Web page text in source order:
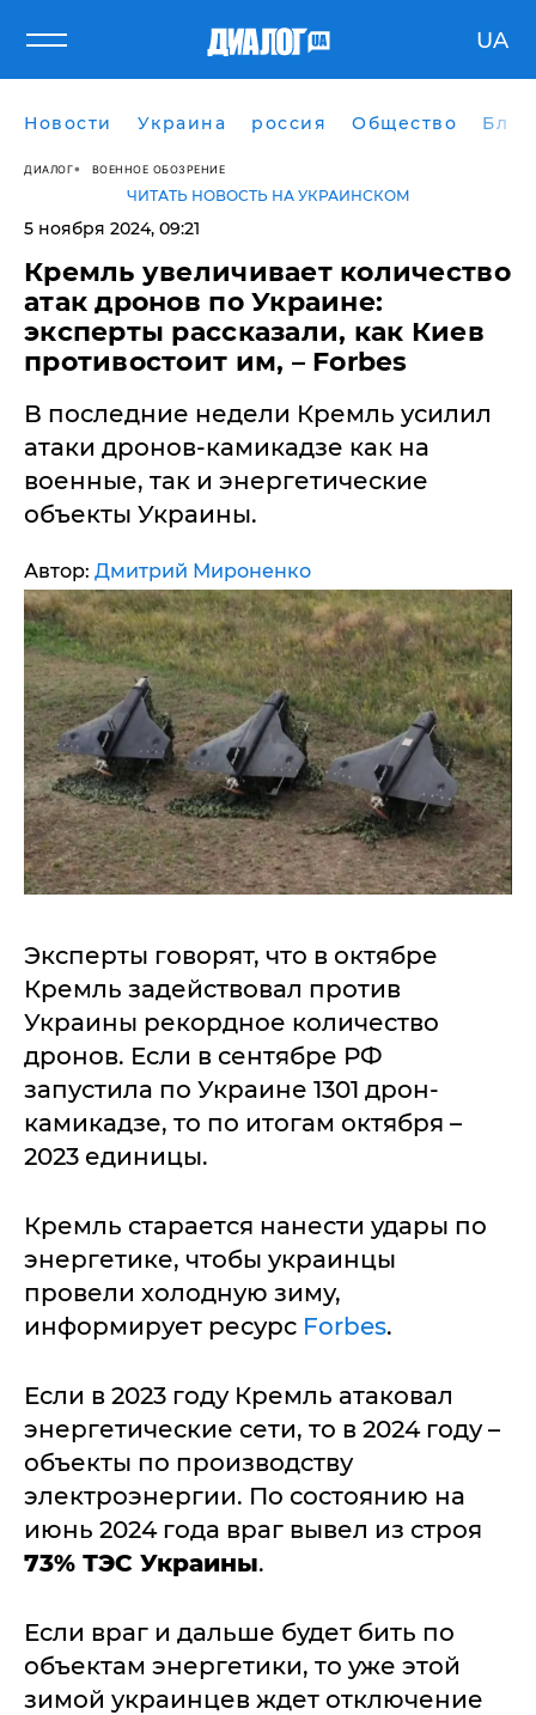
UA
Новости Украина россия Общество
ДИАЛОГ ВОЕННОЕ ОБОЗРЕНИЕ
ЧИТАТЬ НОВОСТЬ НА УКРАИНСКОМ
5 ноября 2024, 09:21
​Кремль увеличивает количество
атак дронов по Украине:
эксперты рассказали, как Киев
противостоит им, – Forbes
В последние недели Кремль усилил
атаки дронов-камикадзе как на
военные, так и энергетические
объекты Украины.
Автор: Дмитрий Мироненко
Эксперты говорят, что в октябре
Кремль задействовал против
Украины рекордное количество
дронов. Если в сентябре РФ
запустила по Украине 1301 дрон-
камикадзе, то по итогам октября –
2023 единицы.
Кремль старается нанести удары по
энергетике, чтобы украинцы
провели холодную зиму,
информирует ресурс Forbes.
Если в 2023 году Кремль атаковал
энергетические сети, то в 2024 году –
объекты по производству
электроэнергии. По состоянию на
июнь 2024 года враг вывел из строя
73% ТЭС Украины.
Если враг и дальше будет бить по
объектам энергетики, то уже этой
зимой украинцев ждет отключение